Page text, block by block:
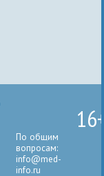
По общим
вопросам:
info@med-
info.ru